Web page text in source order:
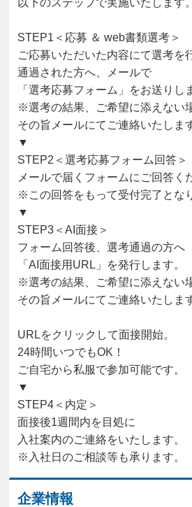
以下のステップで実施いたします。
STEP1＜応募 ＆ web書類選考＞
ご応募いただいた内容にて選考を
通過された方へ、メールで
「選考応募フォーム」をお送りし
※選考の結果、ご希望に添えない
その旨メールにてご連絡いたしま
▼
STEP2＜選考応募フォーム回答＞
メールで届くフォームにご回答く
※この回答をもって受付完了とな
▼
STEP3＜AI面接＞
フォーム回答後、選考通過の方へ
「AI面接用URL」を発行します。
※選考の結果、ご希望に添えない
その旨メールにてご連絡いたしま
URLをクリックして面接開始。
24時間いつでもOK！
ご自宅から私服で参加可能です。
▼
STEP4＜内定＞
面接後1週間内を目処に
入社案内のご連絡をいたします。
※入社日のご相談等も承ります。
企業情報